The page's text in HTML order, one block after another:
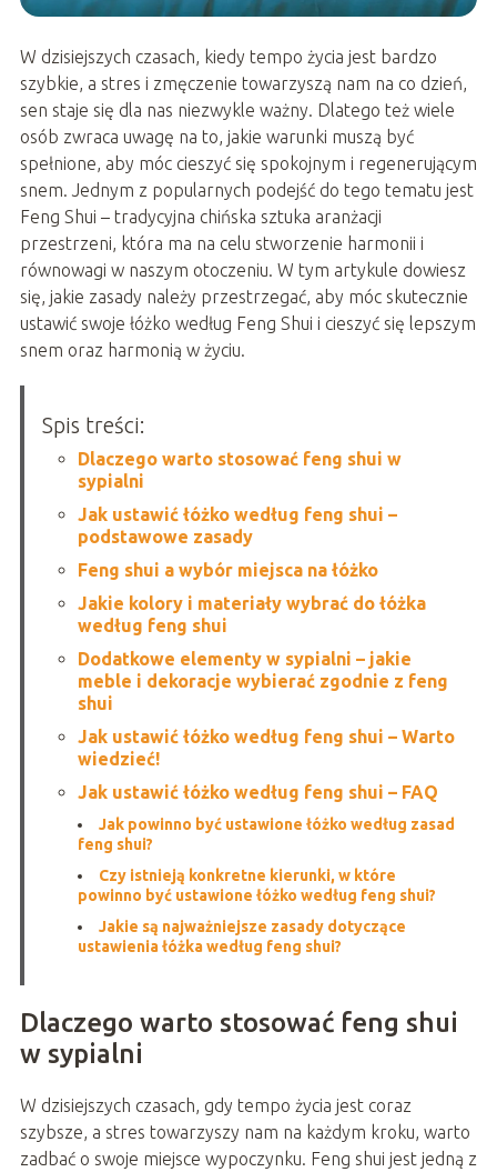
W dzisiejszych czasach, kiedy tempo życia jest bardzo
szybkie, a stres i zmęczenie towarzyszą nam na co dzień,
sen staje się dla nas niezwykle ważny. Dlatego też wiele
osób zwraca uwagę na to, jakie warunki muszą być
spełnione, aby móc cieszyć się spokojnym i regenerującym
snem. Jednym z popularnych podejść do tego tematu jest
Feng Shui – tradycyjna chińska sztuka aranżacji
przestrzeni, która ma na celu stworzenie harmonii i
równowagi w naszym otoczeniu. W tym artykule dowiesz
się, jakie zasady należy przestrzegać, aby móc skutecznie
ustawić swoje łóżko według Feng Shui i cieszyć się lepszym
snem oraz harmonią w życiu.
Spis treści:
Dlaczego warto stosować feng shui w
sypialni
Jak ustawić łóżko według feng shui –
podstawowe zasady
Feng shui a wybór miejsca na łóżko
Jakie kolory i materiały wybrać do łóżka
według feng shui
Dodatkowe elementy w sypialni – jakie
meble i dekoracje wybierać zgodnie z feng
shui
Jak ustawić łóżko według feng shui – Warto
wiedzieć!
Jak ustawić łóżko według feng shui – FAQ
Jak powinno być ustawione łóżko według zasad
feng shui?
Czy istnieją konkretne kierunki, w które
powinno być ustawione łóżko według feng shui?
Jakie są najważniejsze zasady dotyczące
ustawienia łóżka według feng shui?
Dlaczego warto stosować feng shui
w sypialni
W dzisiejszych czasach, gdy tempo życia jest coraz
szybsze, a stres towarzyszy nam na każdym kroku, warto
zadbać o swoje miejsce wypoczynku. Feng shui jest jedną z